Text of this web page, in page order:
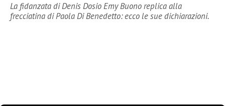
La fidanzata di Denis Dosio Emy Buono replica alla
frecciatina di Paola Di Benedetto: ecco le sue dichiarazioni.